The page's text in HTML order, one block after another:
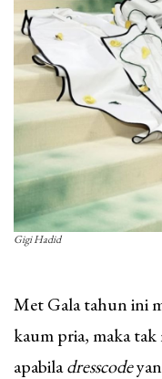
Gigi Hadid
Met Gala tahun ini
kaum pria, maka
apabiladresscode